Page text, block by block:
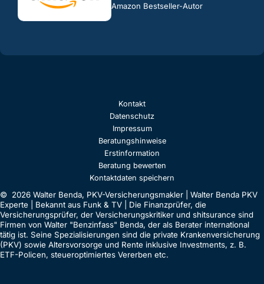
Amazon Bestseller-Autor
Kontakt
Datenschutz
Impressum
Beratungshinweise
Erstinformation
Beratung bewerten
Kontaktdaten speichern
© 2026 Walter Benda, PKV-Versicherungsmakler | Walter Benda PKV
Experte | Bekannt aus Funk & TV | Die Finanzprüfer, die
Versicherungsprüfer, der Versicherungskritiker und shitsurance sind
Firmen von Walter "Benzinfass" Benda, der als Berater international
tätig ist. Seine Spezialisierungen sind die private Krankenversicherung
(PKV) sowie Altersvorsorge und Rente inklusive Investments, z. B.
ETF-Policen, steueroptimiertes Vererben etc.